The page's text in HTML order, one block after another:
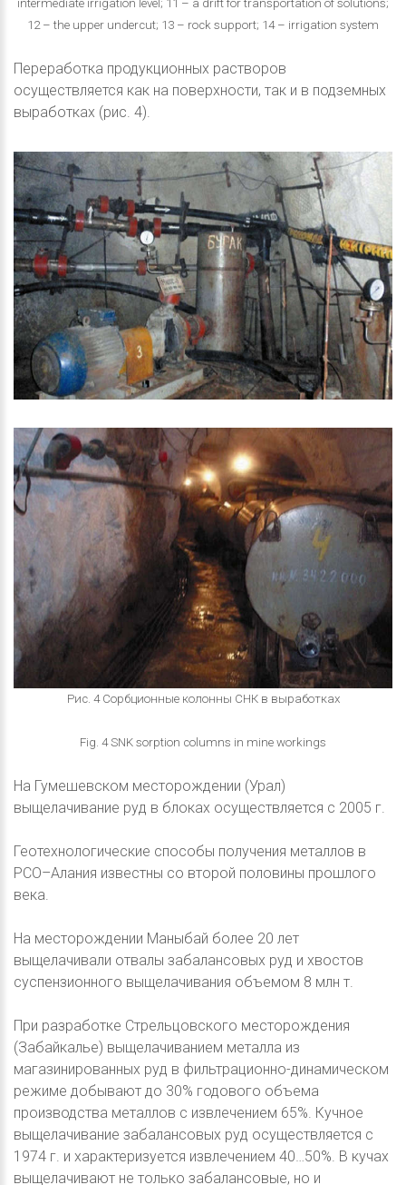
intermediate irrigation level; 11 – a drift for transportation of solutions;
12 – the upper undercut; 13 – rock support; 14 – irrigation system
Переработка продукционных растворов
осуществляется как на поверхности, так и в подземных
выработках (рис. 4).
Рис. 4 Сорбционные колонны СНК в выработках
Fig. 4 SNK sorption columns in mine workings
На Гумешевском месторождении (Урал)
выщелачивание руд в блоках осуществляется с 2005 г.
Геотехнологические способы получения металлов в
РСО–Алания известны со второй половины прошлого
века.
На месторождении Маныбай более 20 лет
выщелачивали отвалы забалансовых руд и хвостов
суспензионного выщелачивания объемом 8 млн т.
При разработке Стрельцовского месторождения
(Забайкалье) выщелачиванием металла из
магазинированных руд в фильтрационно-динамическом
режиме добывают до 30% годового объема
производства металлов с извлечением 65%. Кучное
выщелачивание забалансовых руд осуществляется с
1974 г. и характеризуется извлечением 40…50%. В кучах
выщелачивают не только забалансовые, но и